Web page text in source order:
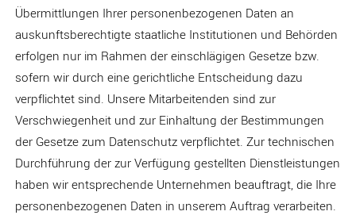
Übermittlungen Ihrer personenbezogenen Daten an
auskunftsberechtigte staatliche Institutionen und Behörden
erfolgen nur im Rahmen der einschlägigen Gesetze bzw.
sofern wir durch eine gerichtliche Entscheidung dazu
verpflichtet sind. Unsere Mitarbeitenden sind zur
Verschwiegenheit und zur Einhaltung der Bestimmungen
der Gesetze zum Datenschutz verpflichtet. Zur technischen
Durchführung der zur Verfügung gestellten Dienstleistungen
haben wir entsprechende Unternehmen beauftragt, die Ihre
personenbezogenen Daten in unserem Auftrag verarbeiten.